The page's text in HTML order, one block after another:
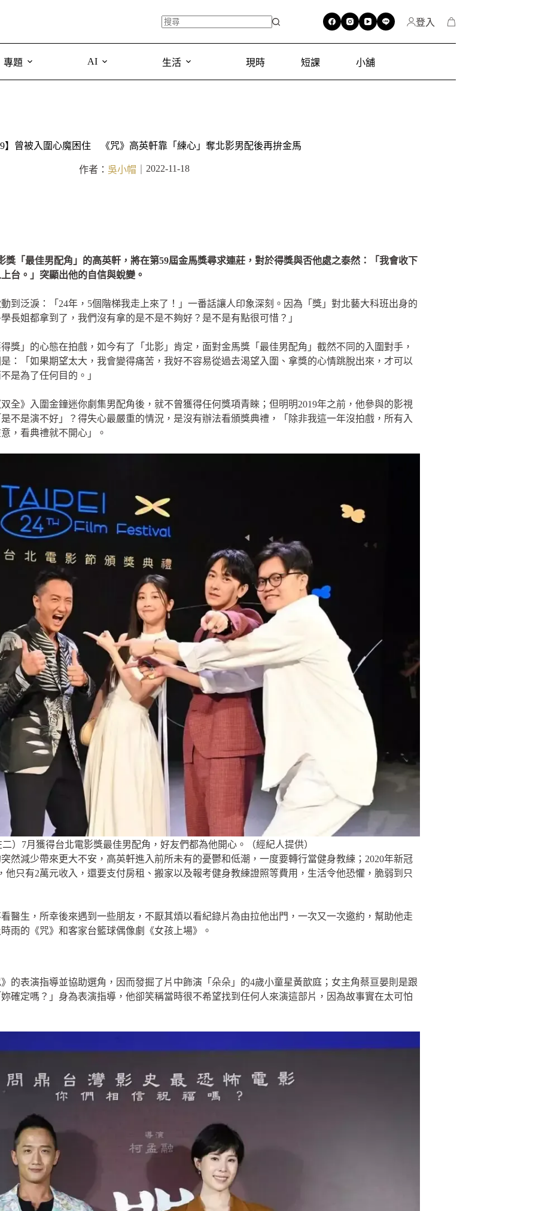
登入
專題 AI 生活 現時 短課 小舖
】曾被入圍心魔困住 《咒》高英軒靠「練心」奪北影男配後再拚金馬
作者： 吳小帽 2022-11-18
獎「最佳男配角」的高英軒，將在第59屆金馬獎尋求連莊，對於得獎與否他處之泰然：「我會收下
台。」突顯出他的自信與蛻變。
到泛淚：「24年，5個階梯我走上來了！」一番話讓人印象深刻。因為「獎」對北藝大科班出身的
長姐都拿到了，我們沒有拿的是不是不夠好？是不是有點很可惜？」
獎」的心態在拍戲，如今有了「北影」肯定，面對金馬獎「最佳男配角」截然不同的入圍對手，
：「如果期望太大，我會變得痛苦，我好不容易從過去渴望入圍、拿獎的心情跳脫出來，才可以
是為了任何目的。」
全》入圍金鐘迷你劇集男配角後，就不曾獲得任何獎項青睞；但明明2019年之前，他參與的影視
不是演不好」？得失心最嚴重的情況，是沒有辦法看頒獎典禮，「除非我這一年沒拍戲，所有入
，看典禮就不開心」。
）7月獲得台北電影獎最佳男配角，好友們都為他開心。（經紀人提供）
然減少帶來更大不安，高英軒進入前所未有的憂鬱和低潮，一度要轉行當健身教練；2020年新冠
他只有2萬元收入，還要支付房租、搬家以及報考健身教練證照等費用，生活令他恐懼，脆弱到只
醫生，所幸後來遇到一些朋友，不厭其煩以看紀錄片為由拉他出門，一次又一次邀約，幫助他走
雨的《咒》和客家台籃球偶像劇《女孩上場》。
的表演指導並協助選角，因而發掘了片中飾演「朵朵」的4歲小童星黃歆庭；女主角蔡亘晏則是跟
確定嗎？」身為表演指導，他卻笑稱當時很不希望找到任何人來演這部片，因為故事實在太可怕